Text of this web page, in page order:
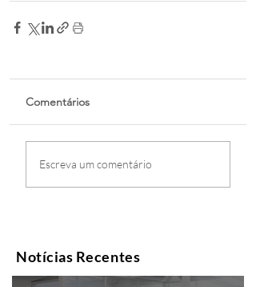
Comentários
Escreva um comentário
Notícias Recentes